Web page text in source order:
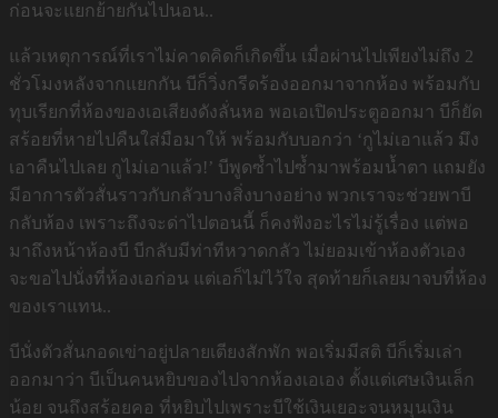
ก่อนจะแยกย้ายกันไปนอน..
แล้วเหตุการณ์ที่เราไม่คาดคิดก็เกิดขึ้น เมื่อผ่านไปเพียงไม่ถึง 2
ชั่วโมงหลังจากแยกกัน บีก็วิ่งกรีดร้องออกมาจากห้อง พร้อมกับ
ทุบเรียกที่ห้องของเอเสียงดังลั่นหอ พอเอเปิดประตูออกมา บีก็ยัด
สร้อยที่หายไปคืนใส่มือมาให้ พร้อมกับบอกว่า ‘กูไม่เอาแล้ว มึง
เอาคืนไปเลย กูไม่เอาแล้ว!’ บีพูดซ้ำไปซ้ำมาพร้อมน้ำตา แถมยัง
มีอาการตัวสั่นราวกับกลัวบางสิ่งบางอย่าง พวกเราจะช่วยพาบี
กลับห้อง เพราะถึงจะด่าไปตอนนี้ ก็คงฟังอะไรไม่รู้เรื่อง แต่พอ
มาถึงหน้าห้องบี บีกลับมีท่าทีหวาดกลัว ไม่ยอมเข้าห้องตัวเอง
จะขอไปนั่งที่ห้องเอก่อน แต่เอก็ไม่ไว้ใจ สุดท้ายก็เลยมาจบที่ห้อง
ของเราแทน..
บีนั่งตัวสั่นกอดเข่าอยู่ปลายเตียงสักพัก พอเริ่มมีสติ บีก็เริ่มเล่า
ออกมาว่า บีเป็นคนหยิบของไปจากห้องเอเอง ตั้งแต่เศษเงินเล็ก
น้อย จนถึงสร้อยคอ ที่หยิบไปเพราะบีใช้เงินเยอะจนหมุนเงิน